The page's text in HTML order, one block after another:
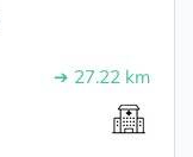
➔ 27.22 km